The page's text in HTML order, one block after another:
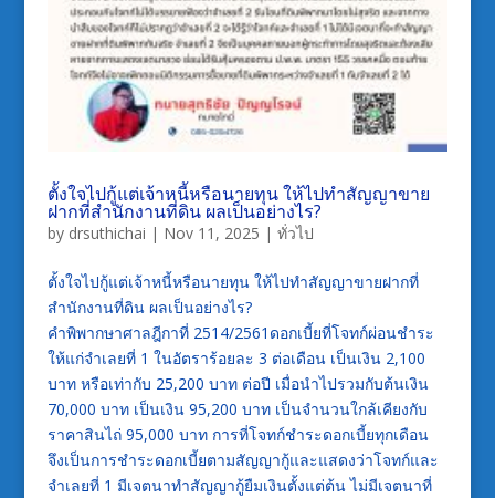
ตั้งใจไปกู้แต่เจ้าหนี้หรือนายทุน ให้ไปทำสัญญาขาย
ฝากที่สำนักงานที่ดิน ผลเป็นอย่างไร?
by drsuthichai | Nov 11, 2025 | ทั่วไป
ตั้งใจไปกู้แต่เจ้าหนี้หรือนายทุน ให้ไปทำสัญญาขายฝากที่
สำนักงานที่ดิน ผลเป็นอย่างไร?
คำพิพากษาศาลฎีกาที่ 2514/2561ดอกเบี้ยที่โจทก์ผ่อนชำระ
ให้แก่จำเลยที่ 1 ในอัตราร้อยละ 3 ต่อเดือน เป็นเงิน 2,100
บาท หรือเท่ากับ 25,200 บาท ต่อปี เมื่อนำไปรวมกับต้นเงิน
70,000 บาท เป็นเงิน 95,200 บาท เป็นจำนวนใกล้เคียงกับ
ราคาสินไถ่ 95,000 บาท การที่โจทก์ชำระดอกเบี้ยทุกเดือน
จึงเป็นการชำระดอกเบี้ยตามสัญญากู้และแสดงว่าโจทก์และ
จำเลยที่ 1 มีเจตนาทำสัญญากู้ยืมเงินตั้งแต่ต้น ไม่มีเจตนาที่